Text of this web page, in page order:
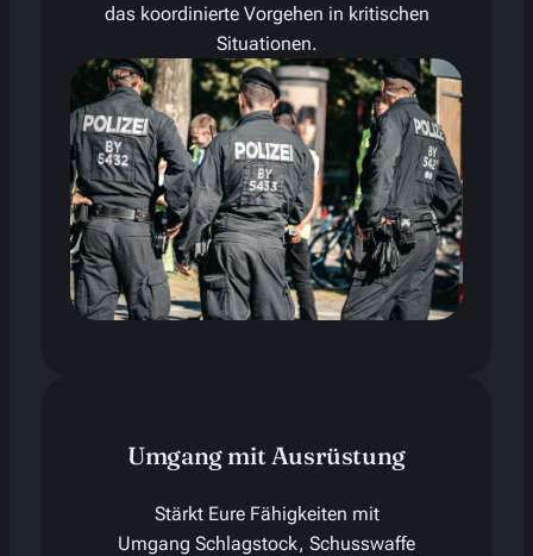
das koordinierte Vorgehen in kritischen
Situationen.
Umgang mit Ausrüstung
Stärkt Eure Fähigkeiten mit
Umgang Schlagstock, Schusswaffe